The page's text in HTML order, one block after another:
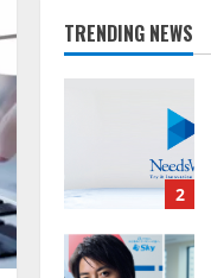
TRENDING NEWS
1
2